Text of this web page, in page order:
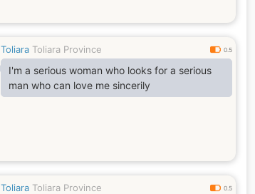
Toliara Toliara Province 0.5
I'm a serious woman who looks for a serious
man who can love me sincerily
Toliara Toliara Province 0.5